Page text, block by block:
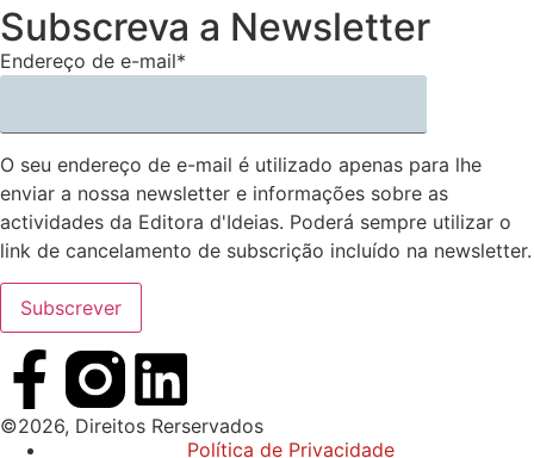
Subscreva a Newsletter
Endereço de e-mail*
O seu endereço de e-mail é utilizado apenas para lhe
enviar a nossa newsletter e informações sobre as
actividades da Editora d'Ideias. Poderá sempre utilizar o
link de cancelamento de subscrição incluído na newsletter.
©2026, Direitos Rerservados
Política de Privacidade